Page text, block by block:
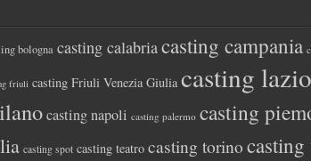
bologna casting calabriacasting campania
friuli casting Friuli Venezia Giulia casting lazio
casting napoli casting palermo casting
casting spot casting teatro casting torino casting